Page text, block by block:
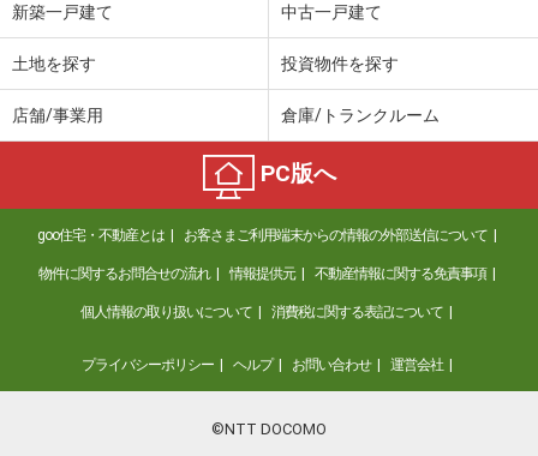
新築一戸建て 中古一戸建て
土地を探す 投資物件を探す
店舗/事業用 倉庫/トランクルーム
PC版へ
goo住宅・不動産とは お客さまご利用端末からの情報の外部送信について
物件に関するお問合せの流れ 情報提供元 不動産情報に関する免責事項
個人情報の取り扱いについて 消費税に関する表記について
プライバシーポリシー ヘルプ お問い合わせ 運営会社
©NTT DOCOMO